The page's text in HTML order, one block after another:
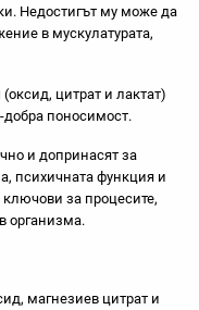
Недостигът му може да
в мускулатурата,
(оксид, цитрат и лактат)
добра поносимост.
и допринасят за
психичната функция и
за процесите,
организма.
магнезиев цитрат и